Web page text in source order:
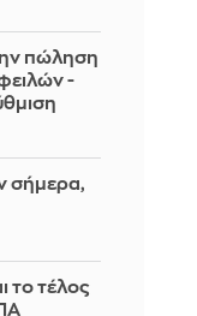
πώληση
-
σήμερα,
το τέλος